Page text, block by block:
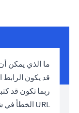
ما الذي يمكن
قد يكون الرابط
ربما تكون قد
URL الخطأ في شريط العناوين